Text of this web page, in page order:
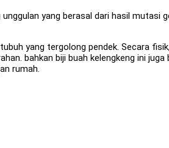
yang berasal dari hasil
yang tergolong pendek. Secara
bahkan biji buah kelengkeng ini
rumah.